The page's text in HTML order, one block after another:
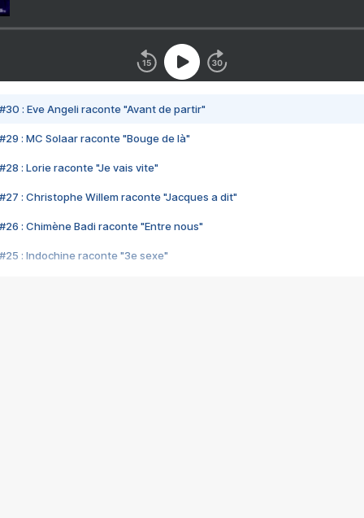
#30 : Eve Angeli raconte "Avant de partir"
#29 : MC Solaar raconte "Bouge de là"
#28 : Lorie raconte "Je vais vite"
#27 : Christophe Willem raconte "Jacques a dit"
#26 : Chimène Badi raconte "Entre nous"
#25 : Indochine raconte "3e sexe"